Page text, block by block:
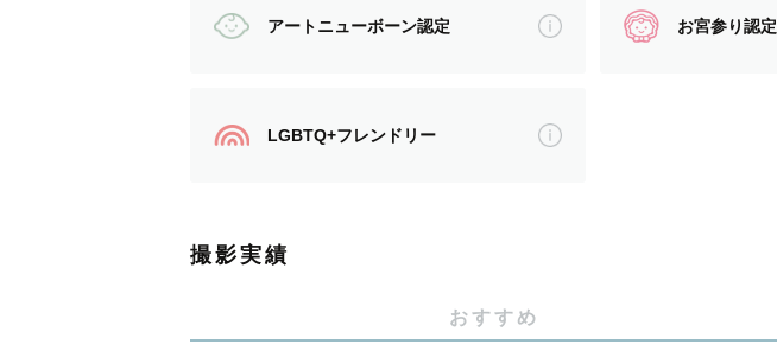
学生時代は教育学部にて、発達心理学を学んでおり、
アートニューボーン認定 お宮参り認定
LGBTQ+フレンドリー
撮影実績
おすすめ